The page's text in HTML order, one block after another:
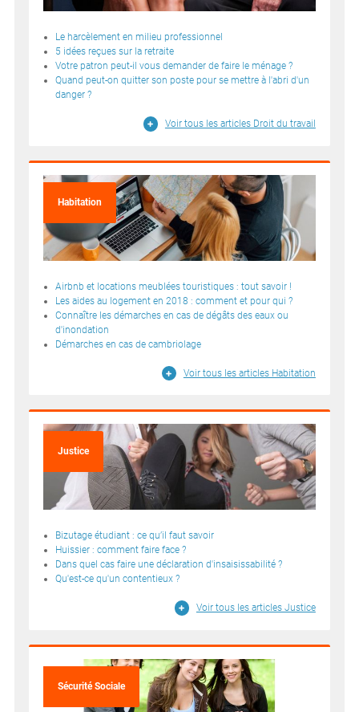
Le harcèlement en milieu professionnel
5 idées reçues sur la retraite
Votre patron peut-il vous demander de faire le ménage ?
Quand peut-on quitter son poste pour se mettre à l'abri d'un
danger ?
Voir tous les articles Droit du travail
Habitation
Airbnb et locations meublées touristiques : tout savoir !
Les aides au logement en 2018 : comment et pour qui ?
Connaître les démarches en cas de dégâts des eaux ou
d'inondation
Démarches en cas de cambriolage
Voir tous les articles Habitation
Justice
Bizutage étudiant : ce qu’il faut savoir
Huissier : comment faire face ?
Dans quel cas faire une déclaration d'insaisissabilité ?
Qu'est-ce qu'un contentieux ?
Voir tous les articles Justice
Sécurité Sociale